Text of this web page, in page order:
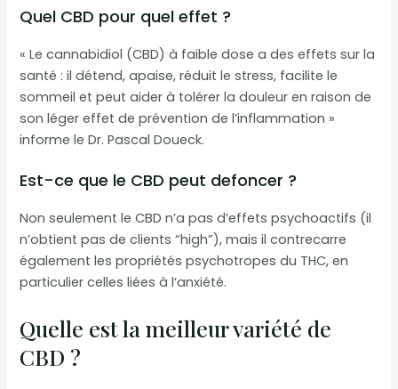
Quel CBD pour quel effet ?
« Le cannabidiol (CBD) à faible dose a des effets sur la
santé : il détend, apaise, réduit le stress, facilite le
sommeil et peut aider à tolérer la douleur en raison de
son léger effet de prévention de l’inflammation »
informe le Dr. Pascal Doueck.
Est-ce que le CBD peut defoncer ?
Non seulement le CBD n’a pas d’effets psychoactifs (il
n’obtient pas de clients “high”), mais il contrecarre
également les propriétés psychotropes du THC, en
particulier celles liées à l’anxiété.
Quelle est la meilleur variété de
CBD ?